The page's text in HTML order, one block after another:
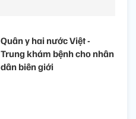
Quân y hai nước Việt -
Trung khám bệnh cho nhân
dân biên giới